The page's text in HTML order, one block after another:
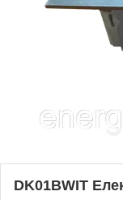
DK01BWIT